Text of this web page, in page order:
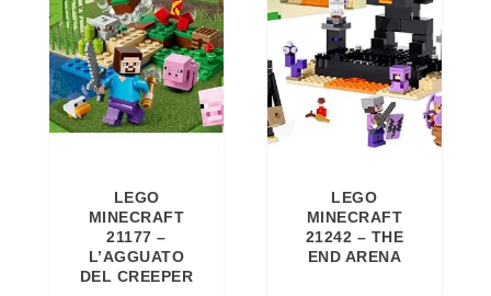
LEGO
MINECRAFT
21177 –
L’AGGUATO
DEL CREEPER
LEGO
MINECRAFT
21242 – THE
END ARENA